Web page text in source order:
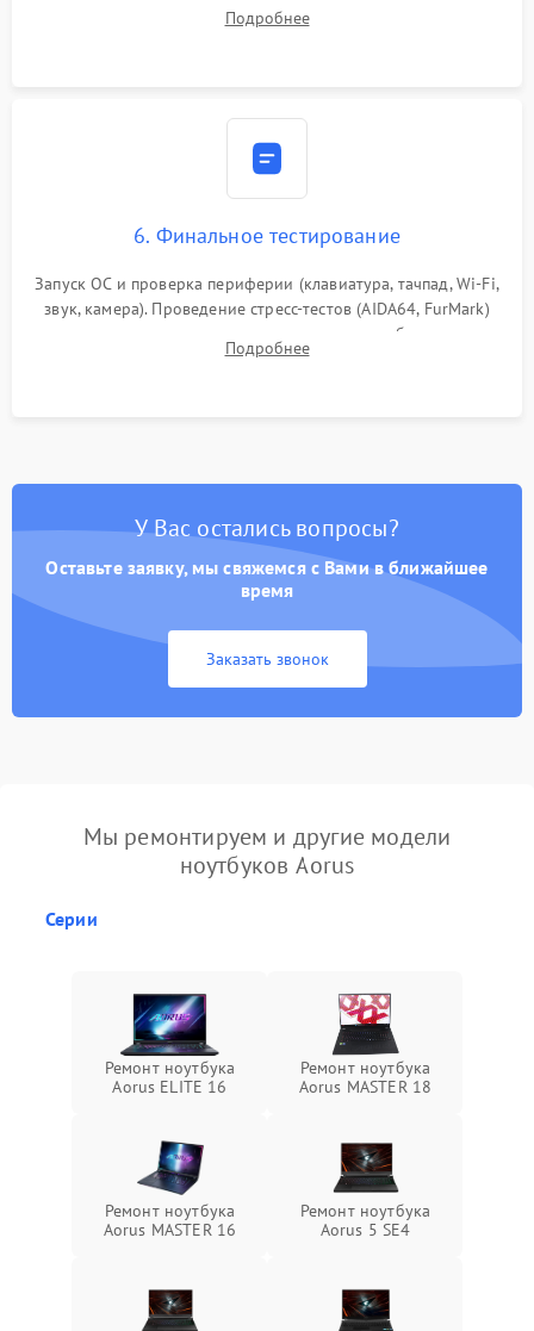
шлейфов, модулей памяти и накопителей. Предварительная
Подробнее
6. Финальное тестирование
Запуск ОС и проверка периферии (клавиатура, тачпад, Wi-Fi,
звук, камера). Проведение стресс-тестов (AIDA64, FurMark)
для контроля температурного режима и стабильности
системы под пиковой нагрузкой.
Подробнее
У Вас остались вопросы?
Оставьте заявку, мы свяжемся с Вами в ближайшее
время
Заказать звонок
Мы ремонтируем и другие модели
ноутбуков Aorus
Серии
Ремонт ноутбука
Aorus ELITE 16
Ремонт ноутбука
Aorus MASTER 18
Ремонт ноутбука
Aorus MASTER 16
Ремонт ноутбука
Aorus 5 SE4